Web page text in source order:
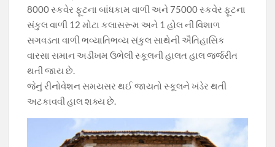
8000 સ્કવેર ફૂટના બાંધકામ વાળી અને 75000 સ્કવેર ફૂટના
સંકુલ વાળી 12 મોટા કલાસરૂમ અને 1 હોલ ની વિશાળ
સગવડતા વાળી ભવ્યાતિભવ્ય સંકુલ સાથેની ઐતિહાસિક
વારસા સમાન અડીખમ ઉભેલી સ્કૂલની હાલત હાલ જર્જરીત
થતી જાય છે.
જેનું રીનોવેશન સમયસર થઈ જાયતો સ્કૂલને ખંડેર થતી
અટકાવવી હાલ શક્ય છે.